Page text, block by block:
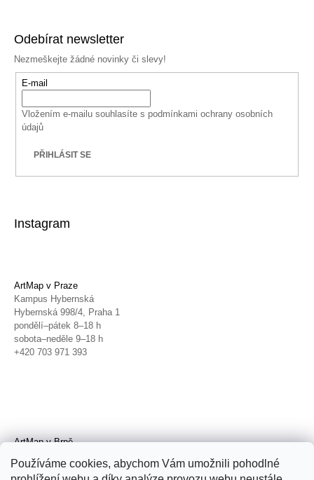
Používáme cookies, abychom Vám umožnili pohodlné
Odebírat newsletter
Nezmeškejte žádné novinky či slevy!
E-mail
Vložením e-mailu souhlasíte s podmínkami ochrany osobních
údajů
PŘIHLÁSIT SE
Instagram
ArtMap v Praze
Kampus Hybernská
Hybernská 998/4, Praha 1
pondělí–pátek 8–18 h
sobota–neděle 9–18 h
+420 703 971 393
ArtMap v Brně
Radnická 4, Brno